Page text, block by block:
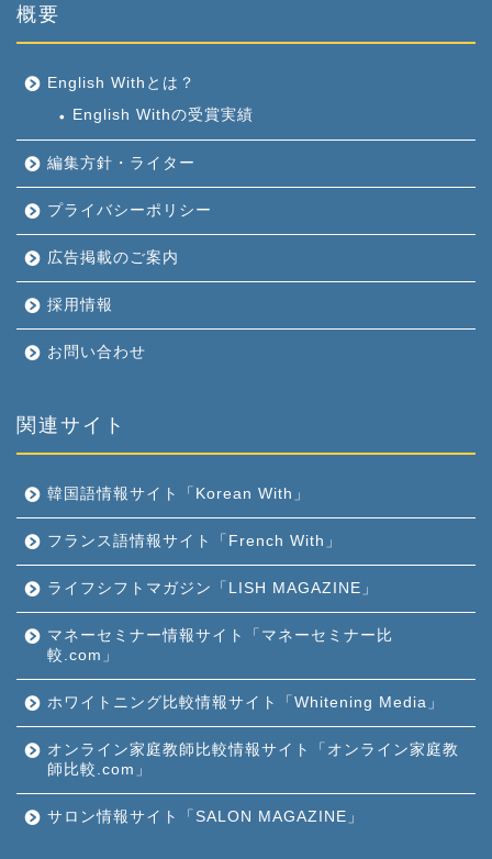
概要
English Withとは？
English Withの受賞実績
編集方針・ライター
プライバシーポリシー
広告掲載のご案内
採用情報
お問い合わせ
関連サイト
韓国語情報サイト「Korean With」
フランス語情報サイト「French With」
ライフシフトマガジン「LISH MAGAZINE」
マネーセミナー情報サイト「マネーセミナー比
較.com」
ホワイトニング比較情報サイト「Whitening Media」
オンライン家庭教師比較情報サイト「オンライン家庭教
師比較.com」
サロン情報サイト「SALON MAGAZINE」